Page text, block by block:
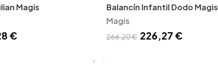
Magis
€
Balancín Infantil Dodo Magis
Magis
266,20 € 226,27 €